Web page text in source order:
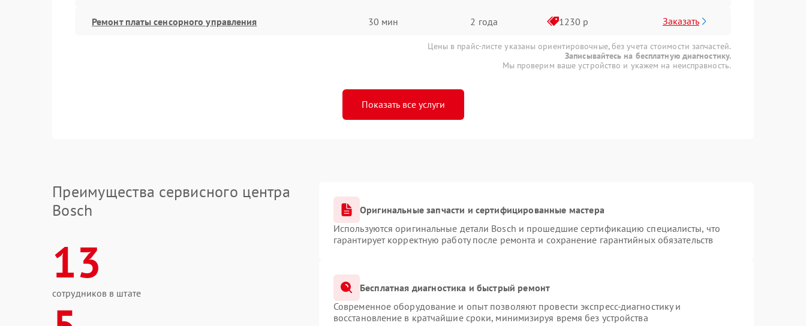
Ремонт платы сенсорного управления 30 мин 2 года 1230 р Заказать
Цены в прайс-листе указаны ориентировочные, без учета стоимости запчастей.
Записывайтесь на бесплатную диагностику.
Мы проверим ваше устройство и укажем на неисправность.
Показать все услуги
Преимущества сервисного центра
Bosch
13
сотрудников в штате
Оригинальные запчасти и сертифицированные мастера
Используются оригинальные детали Bosch и прошедшие сертификацию специалисты, что
гарантирует корректную работу после ремонта и сохранение гарантийных обязательств
Бесплатная диагностика и быстрый ремонт
Современное оборудование и опыт позволяют провести экспресс-диагностику и
восстановление в кратчайшие сроки, минимизируя время без устройства